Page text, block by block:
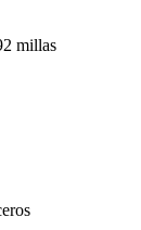
millas